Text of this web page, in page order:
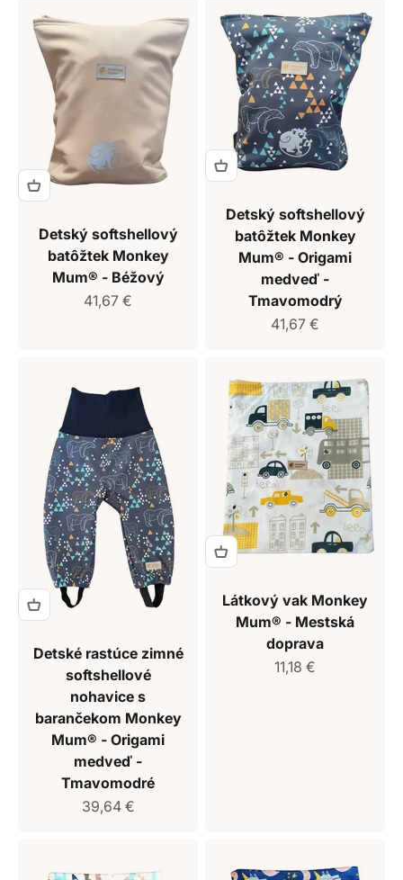
Detský softshellový
batôžtek Monkey
Mum® - Béžový
Predajná cena
41,67 €
Detský softshellový
batôžtek Monkey
Mum® - Origami
medveď -
Tmavomodrý
Predajná cena
41,67 €
Detské rastúce zimné
softshellové
nohavice s
barančekom Monkey
Mum® - Origami
medveď -
Tmavomodré
Predajná cena
39,64 €
Látkový vak Monkey
Mum® - Mestská
doprava
Predajná cena
11,18 €